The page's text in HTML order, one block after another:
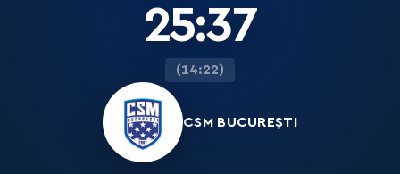
25:37
(14:22)
CSM BUCUREȘTI